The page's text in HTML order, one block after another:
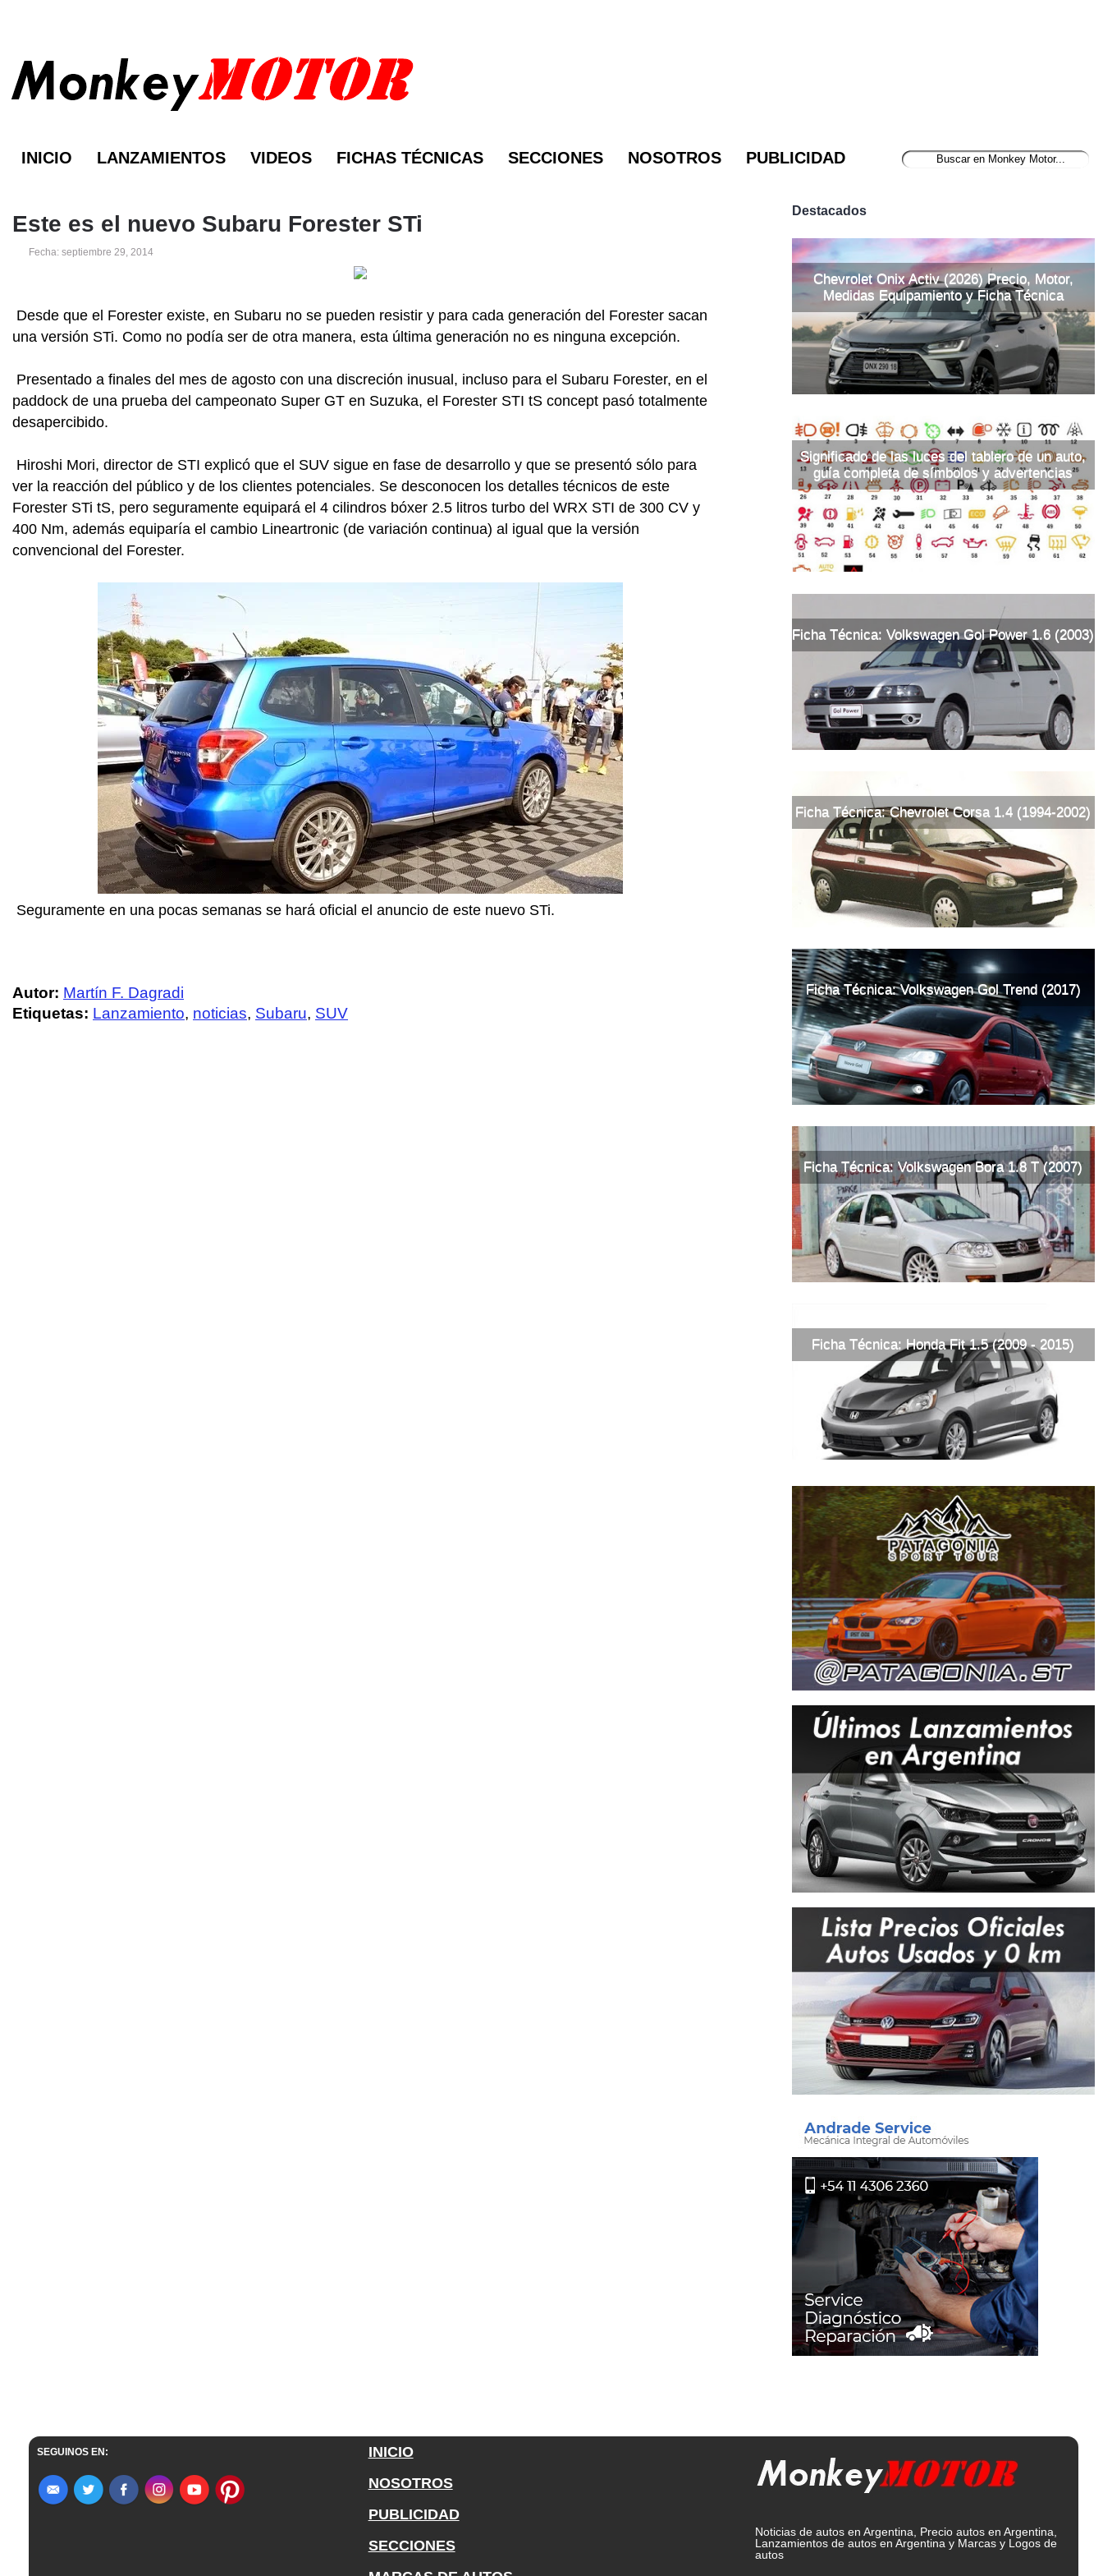
INICIO LANZAMIENTOS VIDEOS FICHAS TÉCNICAS SECCIONES NOSOTROS PUBLICIDAD
Este es el nuevo Subaru Forester STi
Fecha: septiembre 29, 2014
Desde que el Forester existe, en Subaru no se pueden resistir y para cada generación del Forester sacan
una versión STi. Como no podía ser de otra manera, esta última generación no es ninguna excepción.
Presentado a finales del mes de agosto con una discreción inusual, incluso para el Subaru Forester, en el
paddock de una prueba del campeonato Super GT en Suzuka, el Forester STI tS concept pasó totalmente
desapercibido.
Hiroshi Mori, director de STI explicó que el SUV sigue en fase de desarrollo y que se presentó sólo para
ver la reacción del público y de los clientes potenciales. Se desconocen los detalles técnicos de este
Forester STi tS, pero seguramente equipará el 4 cilindros bóxer 2.5 litros turbo del WRX STI de 300 CV y
400 Nm, además equiparía el cambio Lineartronic (de variación continua) al igual que la versión
convencional del Forester.
Seguramente en una pocas semanas se hará oficial el anuncio de este nuevo STi.
Autor: Martín F. Dagradi
Etiquetas: Lanzamiento, noticias, Subaru, SUV
Destacados
Chevrolet Onix Activ (2026) Precio, Motor,
Medidas Equipamiento y Ficha Técnica
Significado de las luces del tablero de un auto,
guía completa de símbolos y advertencias
Ficha Técnica: Volkswagen Gol Power 1.6 (2003)
Ficha Técnica: Chevrolet Corsa 1.4 (1994-2002)
Ficha Técnica: Volkswagen Gol Trend (2017)
Ficha Técnica: Volkswagen Bora 1.8 T (2007)
Ficha Técnica: Honda Fit 1.5 (2009 - 2015)
SEGUINOS EN:
INICIO
NOSOTROS
PUBLICIDAD
SECCIONES
Noticias de autos en Argentina, Precio autos en Argentina,
Lanzamientos de autos en Argentina y Marcas y Logos de
autos